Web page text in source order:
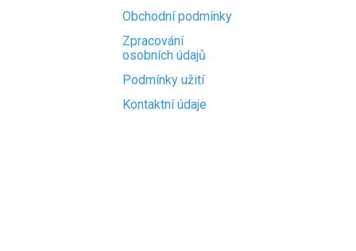
Obchodní podmínky
Zpracování
osobních údajů
Podmínky užití
Kontaktní údaje